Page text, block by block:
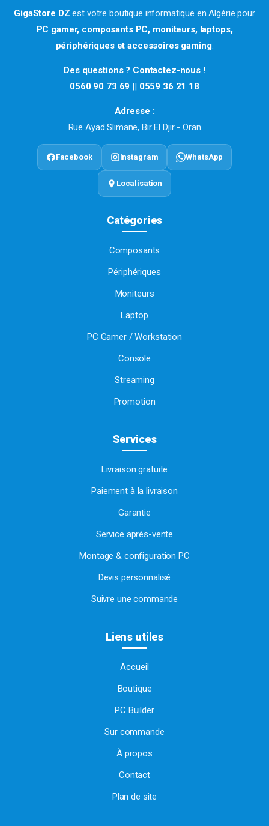
GigaStore DZ est votre boutique informatique en Algérie pour
PC gamer, composants PC, moniteurs, laptops,
périphériques et accessoires gaming.
Des questions ? Contactez-nous !
0560 90 73 69 || 0559 36 21 18
Adresse :
Rue Ayad Slimane, Bir El Djir - Oran
Facebook Instagram WhatsApp
Localisation
Catégories
Composants
Périphériques
Moniteurs
Laptop
PC Gamer / Workstation
Console
Streaming
Promotion
Services
Livraison gratuite
Paiement à la livraison
Garantie
Service après-vente
Montage & configuration PC
Devis personnalisé
Suivre une commande
Liens utiles
Accueil
Boutique
PC Builder
Sur commande
À propos
Contact
Plan de site